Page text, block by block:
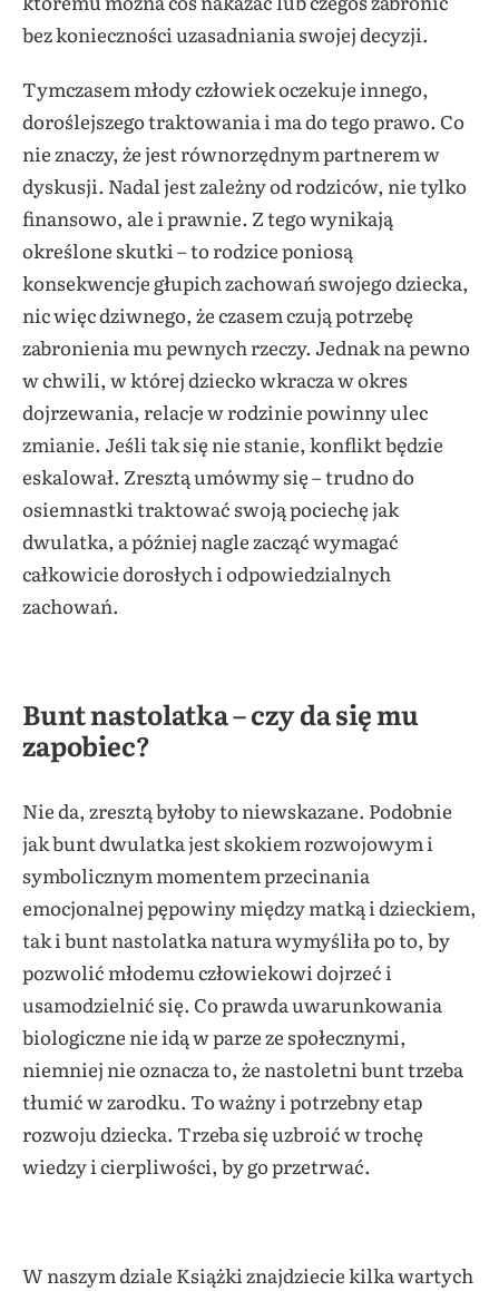
bez konieczności uzasadniania swojej decyzji.
Tymczasem młody człowiek oczekuje innego,
doroślejszego traktowania i ma do tego prawo. Co
nie znaczy, że jest równorzędnym partnerem w
dyskusji. Nadal jest zależny od rodziców, nie tylko
finansowo, ale i prawnie. Z tego wynikają
określone skutki – to rodzice poniosą
konsekwencje głupich zachowań swojego dziecka,
nic więc dziwnego, że czasem czują potrzebę
zabronienia mu pewnych rzeczy. Jednak na pewno
w chwili, w której dziecko wkracza w okres
dojrzewania, relacje w rodzinie powinny ulec
zmianie. Jeśli tak się nie stanie, konflikt będzie
eskalował. Zresztą umówmy się – trudno do
osiemnastki traktować swoją pociechę jak
dwulatka, a później nagle zacząć wymagać
całkowicie dorosłych i odpowiedzialnych
zachowań.
Bunt nastolatka – czy da się mu
zapobiec?
Nie da, zresztą byłoby to niewskazane. Podobnie
jak bunt dwulatka jest skokiem rozwojowym i
symbolicznym momentem przecinania
emocjonalnej pępowiny między matką i dzieckiem,
tak i bunt nastolatka natura wymyśliła po to, by
pozwolić młodemu człowiekowi dojrzeć i
usamodzielnić się. Co prawda uwarunkowania
biologiczne nie idą w parze ze społecznymi,
niemniej nie oznacza to, że nastoletni bunt trzeba
tłumić w zarodku. To ważny i potrzebny etap
rozwoju dziecka. Trzeba się uzbroić w trochę
wiedzy i cierpliwości, by go przetrwać.
W naszym dziale Książki znajdziecie kilka wartych